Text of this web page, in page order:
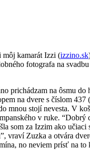
môj kamarát Izzi (izzino.sk
fotografa na
prichádzam na ôsmu do
na dvere s číslom 437
mnou stojí nevesta. V
v ruke. “Dobrý
som za Izzim ako učiaci
vraví Zuzka a otvára
no neviem prísť na to